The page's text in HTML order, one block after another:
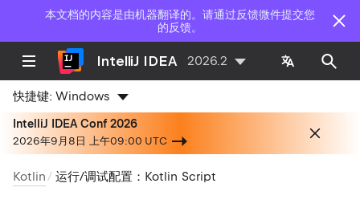
本文档的内容是由机器翻译的。请通过反馈微件提交您
的反馈。
IntelliJ IDEA 2026.2
快捷键:Windows
IntelliJ IDEA Conf 2026
2026年9月8日 上午09:00 UTC
Kotlin 运行/调试配置：Kotlin Script